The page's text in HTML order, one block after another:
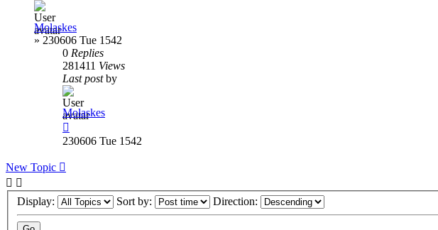
Molaskes
» 230606 Tue 1542
0 Replies
281411 Views
Last postby
Molaskes
230606 Tue 1542
New Topic
Display: Sort by: Direction: